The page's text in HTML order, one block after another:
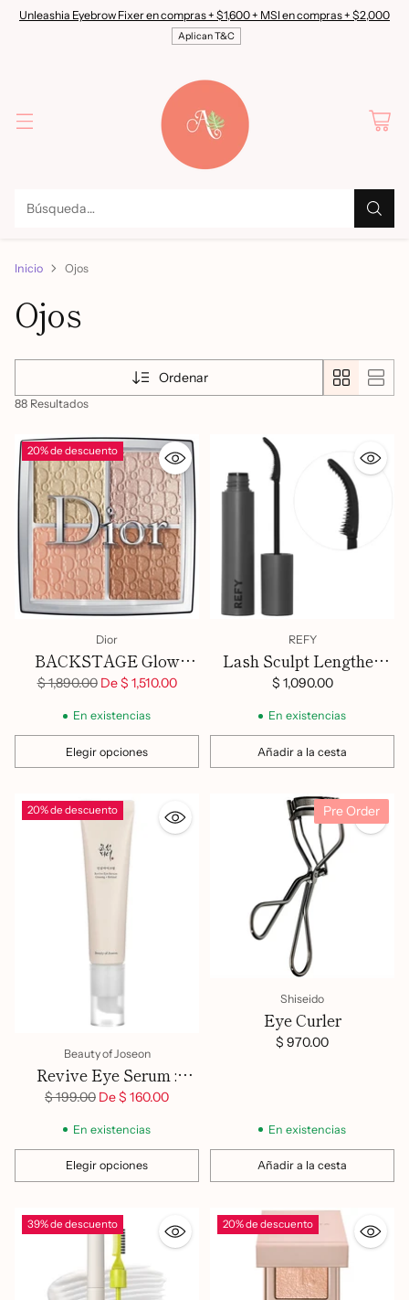
Unleashia Eyebrow Fixer en compras + $1,600 + MSI en compras + $2,000
Aplican T&C
Búsqueda…
Inicio Ojos
Ojos
Ordenar
88 Resultados
20% de descuento
Dior
BACKSTAGE Glow
maximizer palette
Precio
$ 1,890.00 De $ 1,510.00
En existencias
Elegir opciones
Cantidad
REFY
Lash Sculpt Lengthen
and Lift Mascara
$ 1,090.00
En existencias
Añadir a la cesta
Cantidad
20% de descuento
Beauty of Joseon
Revive Eye Serum :
Ginseng + Retinal
Precio
$ 199.00 De $ 160.00
En existencias
Elegir opciones
Cantidad
Pre Order
Shiseido
Eye Curler
$ 970.00
En existencias
Añadir a la cesta
Cantidad
39% de descuento 20% de descuento